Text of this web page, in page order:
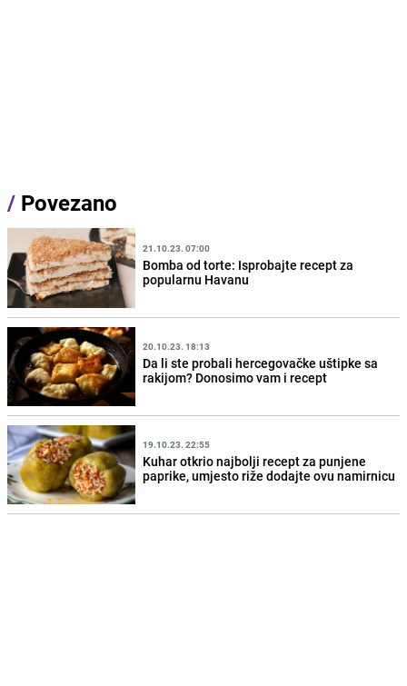
/ Povezano
21.10.23. 07:00
Bomba od torte: Isprobajte recept za
popularnu Havanu
20.10.23. 18:13
Da li ste probali hercegovačke uštipke sa
rakijom? Donosimo vam i recept
19.10.23. 22:55
Kuhar otkrio najbolji recept za punjene
paprike, umjesto riže dodajte ovu namirnicu